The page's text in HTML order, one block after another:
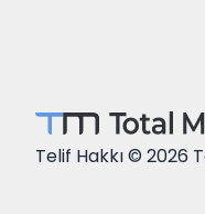
Telif Hakkı © 2026